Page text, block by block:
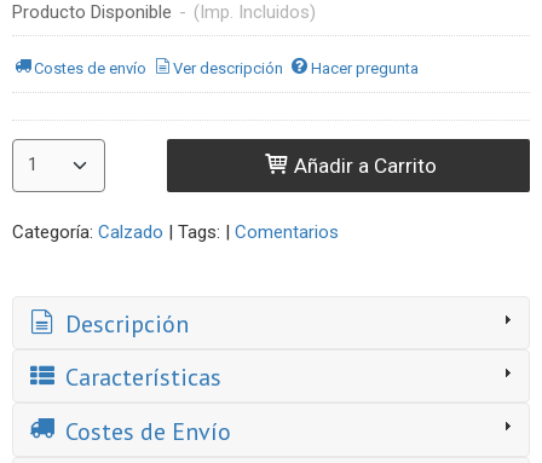
Producto Disponible - (Imp. Incluidos)
Costes de envío Ver descripción Hacer pregunta
Añadir a Carrito
Categoría: Calzado | Tags: | Comentarios
Descripción
Características
Costes de Envío